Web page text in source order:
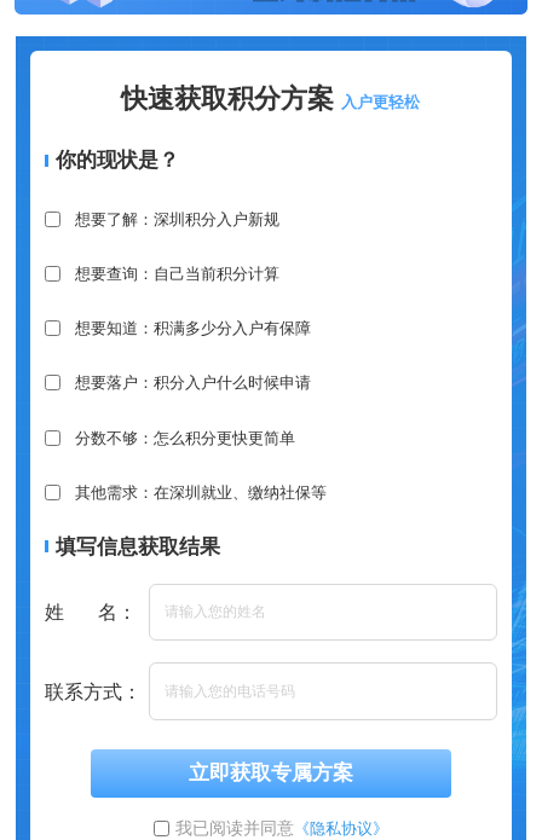
快速获取积分方案 入户更轻松
你的现状是？
想要了解：深圳积分入户新规
想要查询：自己当前积分计算
想要知道：积满多少分入户有保障
想要落户：积分入户什么时候申请
分数不够：怎么积分更快更简单
其他需求：在深圳就业、缴纳社保等
填写信息获取结果
姓 名：
联系方式：
立即获取专属方案
我已阅读并同意 《隐私协议》